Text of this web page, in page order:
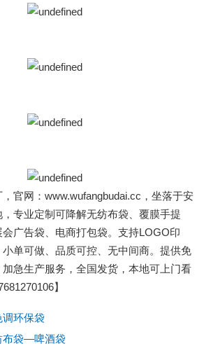
官网：www.wufangbudai.cc，坐落于安
专业定制可降解无纺布袋、覆膜手提
广告袋、电商打包袋。支持LOGO印
单可做、品质可控、无中间商。提供免
急生产服务，全国发货，本地可上门看
】
环保袋
布袋—啤酒袋